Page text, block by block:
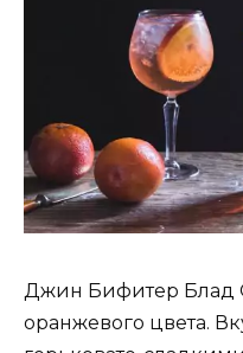
Джин Бифитер Блад
оранжевого цвета.